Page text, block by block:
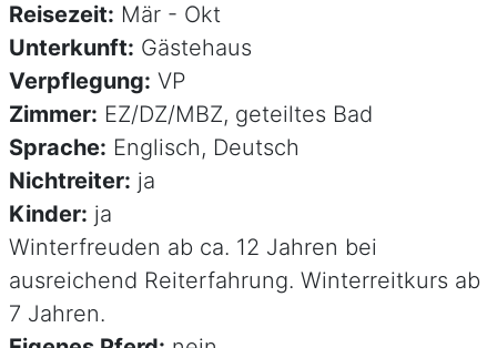
Reisezeit: Mär - Okt
Unterkunft: Gästehaus
Verpflegung: VP
Zimmer: EZ/DZ/MBZ, geteiltes Bad
Sprache: Englisch, Deutsch
Nichtreiter: ja
Kinder: ja
Winterfreuden ab ca. 12 Jahren bei
ausreichend Reiterfahrung. Winterreitkurs ab
7 Jahren.